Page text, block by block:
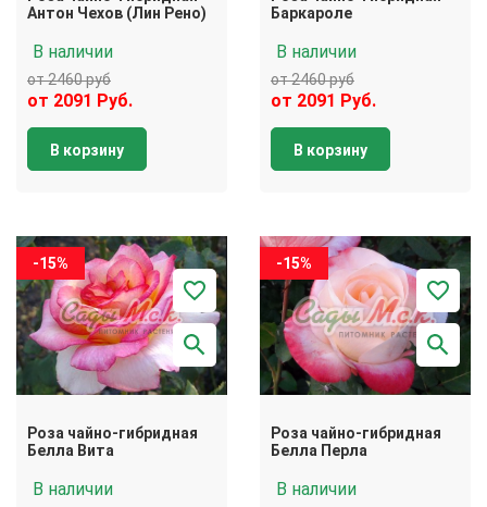
Антон Чехов (Лин Рено)
В наличии
от 2460 руб
от 2091 Руб.
В корзину
Баркароле
В наличии
от 2460 руб
от 2091 Руб.
В корзину
-15%
Роза чайно-гибридная
Белла Вита
В наличии
-15%
Роза чайно-гибридная
Белла Перла
В наличии